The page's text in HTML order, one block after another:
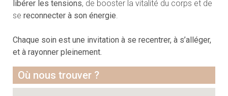
libérer les tensions, de booster la vitalité du corps et de
se reconnecter à son énergie.
Chaque soin est une invitation à se recentrer, à s’alléger,
et à rayonner pleinement.
Où nous trouver ?